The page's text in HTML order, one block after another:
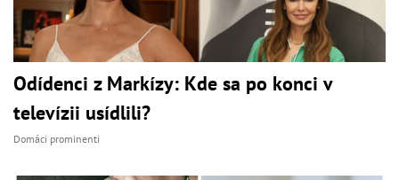
Odídenci z Markízy: Kde sa po konci v
televízii usídlili?
Domáci prominenti